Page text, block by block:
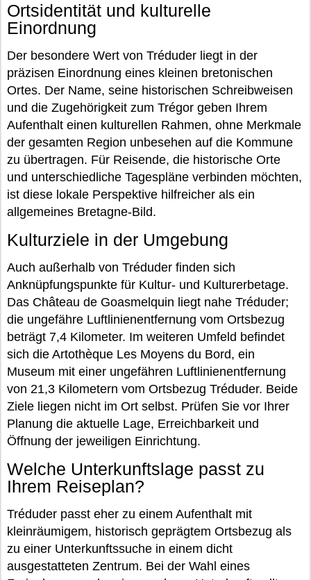
Ortsidentität und kulturelle
Einordnung
Der besondere Wert von Tréduder liegt in der
präzisen Einordnung eines kleinen bretonischen
Ortes. Der Name, seine historischen Schreibweisen
und die Zugehörigkeit zum Trégor geben Ihrem
Aufenthalt einen kulturellen Rahmen, ohne Merkmale
der gesamten Region unbesehen auf die Kommune
zu übertragen. Für Reisende, die historische Orte
und unterschiedliche Tagespläne verbinden möchten,
ist diese lokale Perspektive hilfreicher als ein
allgemeines Bretagne-Bild.
Kulturziele in der Umgebung
Auch außerhalb von Tréduder finden sich
Anknüpfungspunkte für Kultur- und Kulturerbetage.
Das Château de Goasmelquin liegt nahe Tréduder;
die ungefähre Luftlinienentfernung vom Ortsbezug
beträgt 7,4 Kilometer. Im weiteren Umfeld befindet
sich die Artothèque Les Moyens du Bord, ein
Museum mit einer ungefähren Luftlinienentfernung
von 21,3 Kilometern vom Ortsbezug Tréduder. Beide
Ziele liegen nicht im Ort selbst. Prüfen Sie vor Ihrer
Planung die aktuelle Lage, Erreichbarkeit und
Öffnung der jeweiligen Einrichtung.
Welche Unterkunftslage passt zu
Ihrem Reiseplan?
Tréduder passt eher zu einem Aufenthalt mit
kleinräumigem, historisch geprägtem Ortsbezug als
zu einer Unterkunftssuche in einem dicht
ausgestatteten Zentrum. Bei der Wahl eines